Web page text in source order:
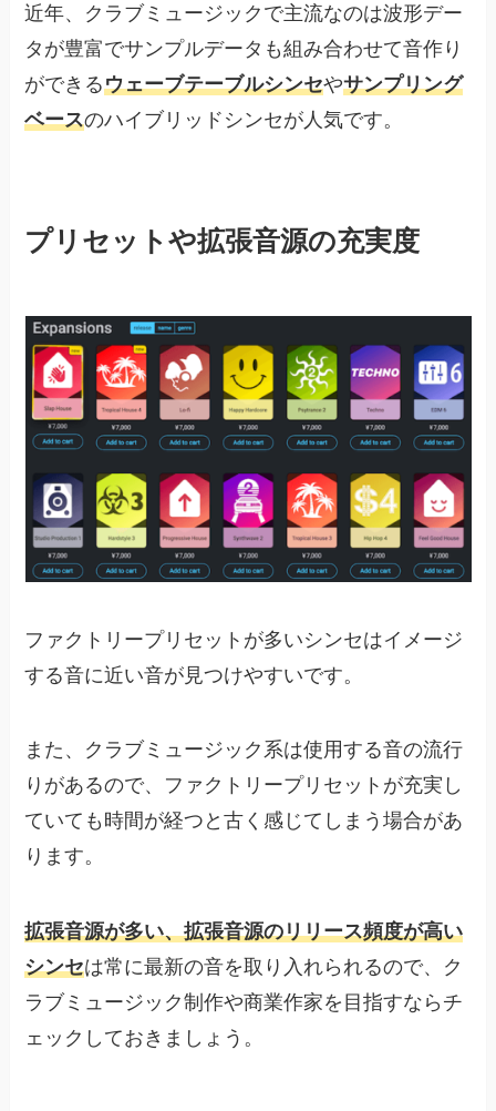
近年、クラブミュージックで主流なのは波形デー
タが豊富でサンプルデータも組み合わせて音作り
ができるウェーブテーブルシンセやサンプリング
ベースのハイブリッドシンセが人気です。
プリセットや拡張音源の充実度
ファクトリープリセットが多いシンセはイメージ
する音に近い音が見つけやすいです。
また、クラブミュージック系は使用する音の流行
りがあるので、ファクトリープリセットが充実し
ていても時間が経つと古く感じてしまう場合があ
ります。
拡張音源が多い、拡張音源のリリース頻度が高い
シンセは常に最新の音を取り入れられるので、ク
ラブミュージック制作や商業作家を目指すならチ
ェックしておきましょう。